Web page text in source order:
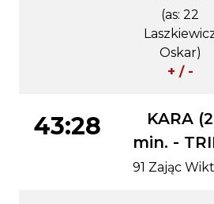
(as: 22
Oskar)
+ / -
43:28
KARA (2
min. -
91 Zając